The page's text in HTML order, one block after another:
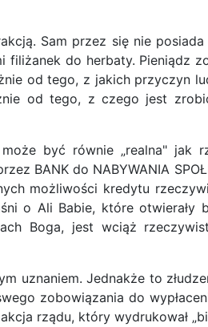
Sam przez się nie
do herbaty. Pieniądz
od tego, z jakich przyczyn
od tego, z czego jest
być równie „realna" jak
BANK do NABYWANIA
możliwości kredytu
o Ali Babie, które otwierały
Boga, jest wciąż
uznaniem. Jednakże to
zobowiązania do
rządu, który wydrukował